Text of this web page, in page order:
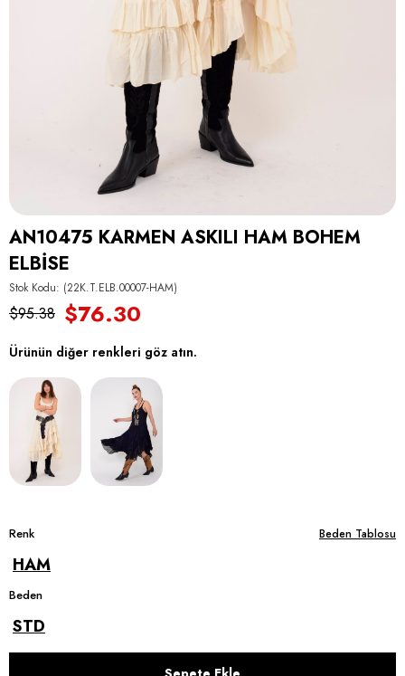
AN10475 KARMEN ASKILI HAM BOHEM
ELBİSE
Stok Kodu (22K.T.ELB.00007-HAM)
$95.38 $76.30
Ürünün diğer renkleri göz atın.
Renk Beden Tablosu
HAM
Beden
STD